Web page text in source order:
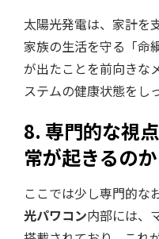
太陽光発電は、家計を
家族の生活を守る「命
が出たことを前向きな
ステムの健康状態をし
8. 専門的な視
常が起きるのか
ここでは少し専門的な
光パワコン内部には、